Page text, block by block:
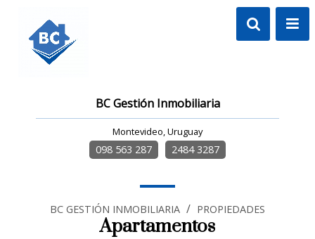
BC Gestión Inmobiliaria
Montevideo, Uruguay
098 563 287 2484 3287
BC GESTIÓN INMOBILIARIA / PROPIEDADES
Apartamentos